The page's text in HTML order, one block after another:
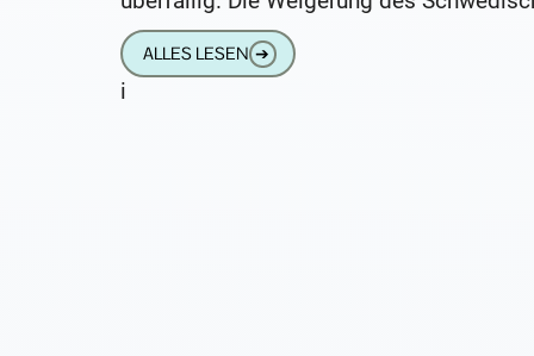
Außenministeriums, explizit wegen
Causa Snowden den Pressesaal
ALLES LESEN ➔
i